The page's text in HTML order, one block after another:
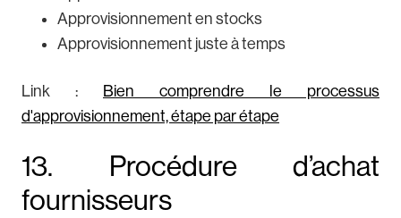
Approvisionnement en stocks
Approvisionnement juste à temps
Link : Bien comprendre le processus
d'approvisionnement, étape par étape
13. Procédure d’achat
fournisseurs